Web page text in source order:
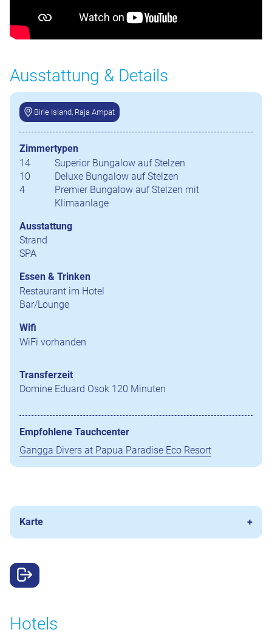
Ausstattung & Details
Birie Island, Raja Ampat
Zimmertypen
14
Superior Bungalow auf Stelzen
10
Deluxe Bungalow auf Stelzen
4
Premier Bungalow auf Stelzen mit
Klimaanlage
Ausstattung
Strand
SPA
Essen & Trinken
Restaurant im Hotel
Bar/Lounge
Wifi
WiFi vorhanden
Transferzeit
Domine Eduard Osok 120 Minuten
Empfohlene Tauchcenter
Gangga Divers at Papua Paradise Eco Resort
Karte
Hotels